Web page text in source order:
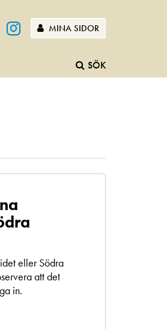
MINA SIDOR
SÖK
eller Södra
att det
in.